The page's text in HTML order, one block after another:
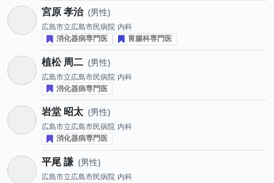
宮原 孝治 男性
広島市立広島市民病院 内科
消化器病専門医
胃腸科専門医
植松 周二 男性
広島市立広島市民病院 内科
消化器病専門医
岩堂 昭太 男性
広島市立広島市民病院 内科
消化器病専門医
平尾 謙 男性
広島市立広島市民病院 内科